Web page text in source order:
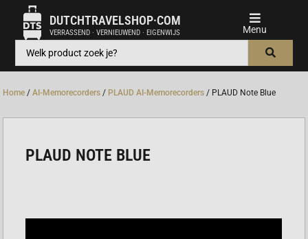
DUTCHTRAVELSHOP·COM
VERRASSEND · VERNIEUWEND · EIGENWIJS
Home /AI-Memorecorders / PLAUD AI-Memorecorders / PLAUD Note Blue
PLAUD NOTE BLUE